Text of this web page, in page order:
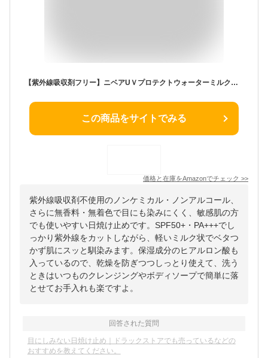
【紫外線吸収剤フリー】ニベアUＶプロテクトウォーターミルクマイルドSPF50+ 30ｍｌ
この商品をサイトでみる
価格と在庫をAmazonでチェック >>
紫外線吸収剤不使用のノンケミカル・ノンアルコール、
さらに無香料・無着色で目にも染みにくく、敏感肌の方
でも使いやすい日焼け止めです。SPF50+・PA+++でし
っかり紫外線をカットしながら、軽いミルク状でベタつ
かず肌にスッと馴染みます。保湿成分のヒアルロン酸も
入っているので、乾燥を防ぎつつしっとり使えて、洗う
ときはいつものクレンジングやボディソープで簡単に落
とせてお手入れも楽ですよ。
回答された質問
目にしみない日焼け止め｜ドラックストアでも売っているなどの
おすすめを教えてください。